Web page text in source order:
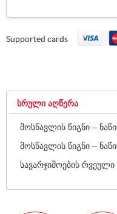
Supported cards
ᲡᲠᲣᲚᲘ ᲐᲦᲬᲔᲠᲐ
მოსწავლის წიგნი –
მოსწავლის წიგნი –
სავარჯიშოების რვეული